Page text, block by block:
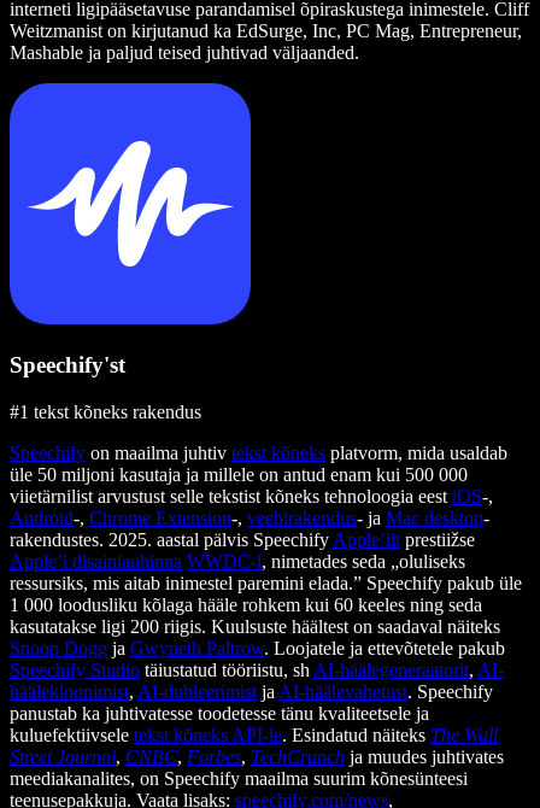
interneti ligipääsetavuse parandamisel õpiraskustega inimestele. Cliff
Weitzmanist on kirjutanud ka EdSurge, Inc, PC Mag, Entrepreneur,
Mashable ja paljud teised juhtivad väljaanded.
Speechify'st
#1 tekst kõneks rakendus
Speechify on maailma juhtiv tekst kõneks platvorm, mida usaldab
üle 50 miljoni kasutaja ja millele on antud enam kui 500 000
viietärnilist arvustust selle tekstist kõneks tehnoloogia eest iOS-,
Android-, Chrome Extension-, veebirakendus- ja Mac desktop-
rakendustes. 2025. aastal pälvis Speechify Apple’ilt prestiižse
Apple’i disainiauhinna WWDC-l, nimetades seda „oluliseks
ressursiks, mis aitab inimestel paremini elada.” Speechify pakub üle
1 000 loodusliku kõlaga hääle rohkem kui 60 keeles ning seda
kasutatakse ligi 200 riigis. Kuulsuste häältest on saadaval näiteks
Snoop Dogg ja Gwyneth Paltrow. Loojatele ja ettevõtetele pakub
Speechify Studio täiustatud tööriistu, sh AI-häälegeneraatorit, AI-
häälekloonimist, AI-dubleerimist ja AI-häälevahetust. Speechify
panustab ka juhtivatesse toodetesse tänu kvaliteetsele ja
kuluefektiivsele tekst kõneks API-le. Esindatud näiteks The Wall
Street Journal, CNBC, Forbes, TechCrunch ja muudes juhtivates
meediakanalites, on Speechify maailma suurim kõnesünteesi
teenusepakkuja. Vaata lisaks: speechify.com/news,